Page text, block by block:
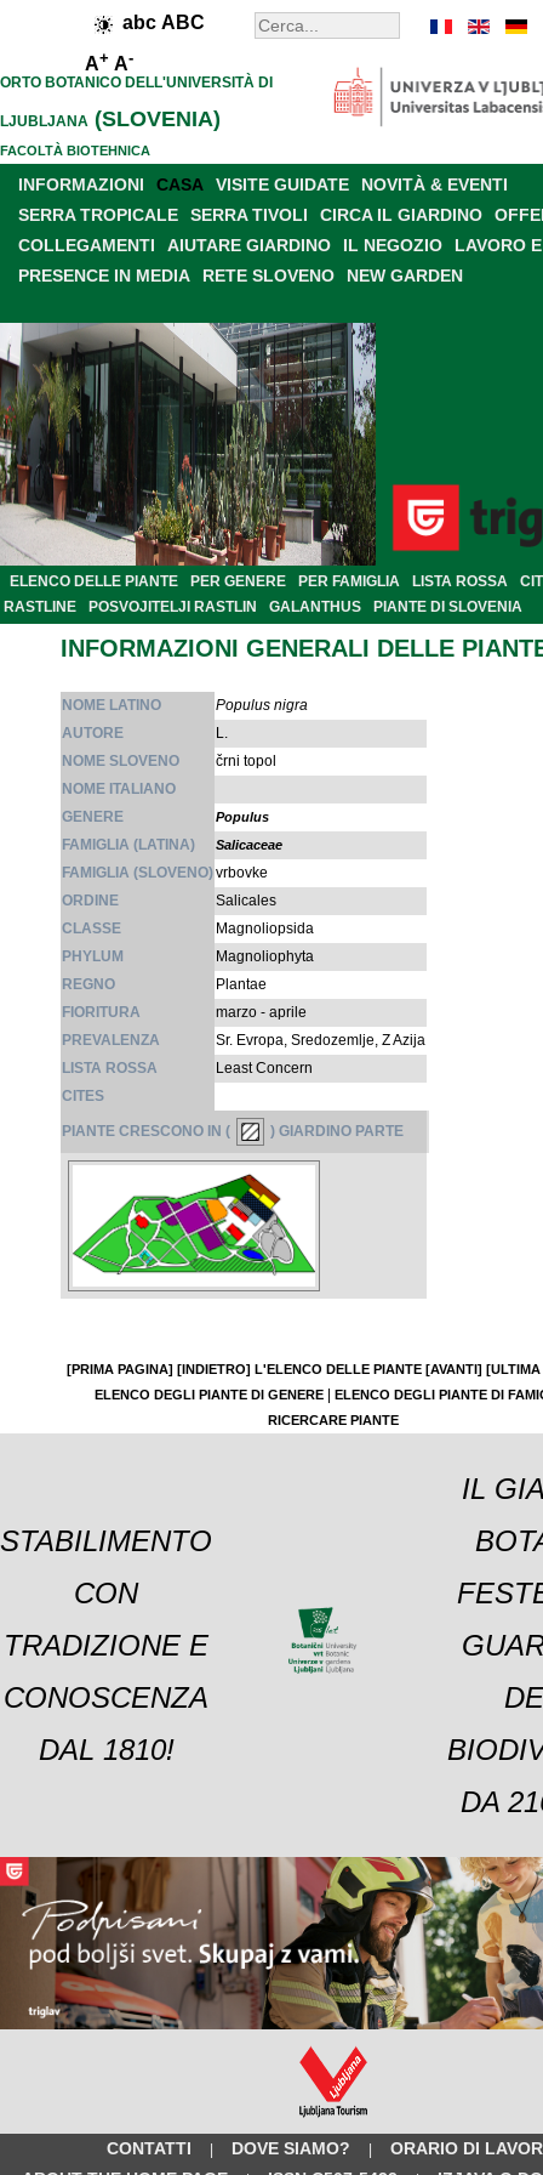
abc ABC
A+ A-
ORTO BOTANICO DELL'UNIVERSITÀ DI
LJUBLJANA (SLOVENIA)
FACOLTÀ BIOTEHNICA
INFORMAZIONI CASA VISITE GUIDATE
NOVITÀ & EVENTI
SERRA TROPICALE
SERRA TIVOLI CIRCA IL GIARDINO
COLLEGAMENTI
AIUTARE GIARDINO IL NEGOZIO
LAVORO
PRESENCE IN MEDIA
RETE SLOVENO NEW GARDEN
ELENCO DELLE PIANTE PER GENERE PER FAMIGLIA LISTA ROSSA
RASTLINE
POSVOJITELJI RASTLIN GALANTHUS PIANTE DI SLOVENIA
INFORMAZIONI GENERALI DELLE
NOME LATINO
Populus nigra
AUTORE
L.
NOME SLOVENO
črni topol
NOME ITALIANO
GENERE
Populus
FAMIGLIA (LATINA) Salicaceae
FAMIGLIA (SLOVENO)vrbovke
ORDINE
Salicales
CLASSE
Magnoliopsida
PHYLUM
Magnoliophyta
REGNO
Plantae
FIORITURA
marzo - aprile
PREVALENZA
Sr. Evropa, Sredozemlje, Z Azija
LISTA ROSSA
Least Concern
CITES
PIANTE CRESCONO IN ( ) GIARDINO PARTE
[PRIMA PAGINA] [INDIETRO] L'ELENCO DELLE PIANTE [AVANTI]
ELENCO DEGLI PIANTE DI GENERE
ELENCO DEGLI PIANTE DI
RICERCARE PIANTE
STABILIMENTO
CON
TRADIZIONE E
CONOSCENZA
DAL 1810!
IL
DA
CONTATTI | DOVE SIAMO? |
ORARIO DI